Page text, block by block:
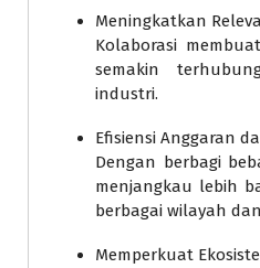
Meningkatkan
Kolaborasi
semakin
industri.
Efisiensi Anggaran
Dengan berbagi
menjangkau lebih
berbagai wilayah
Memperkuat